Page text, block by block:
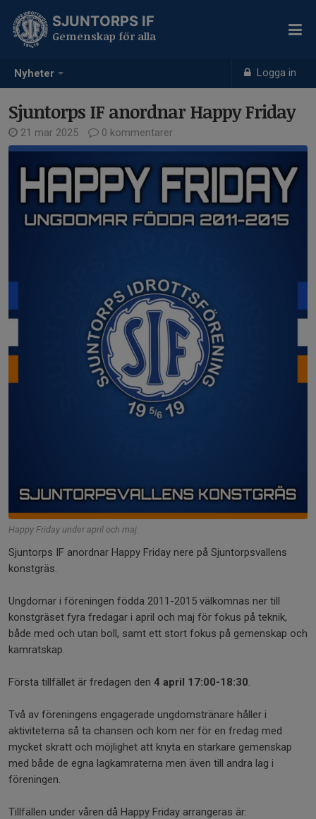
Nyheter Logga in
SJUNTORPS IF
Gemenskap för alla
Sjuntorps IF anordnar Happy Friday
21 mar 2025 0 kommentarer
Happy Friday under april och maj.
Sjuntorps IF anordnar Happy Friday nere på Sjuntorpsvallens
konstgräs.
Ungdomar i föreningen födda 2011-2015 välkomnas ner till
konstgräset fyra fredagar i april och maj för fokus på teknik,
både med och utan boll, samt ett stort fokus på gemenskap och
kamratskap.
Första tillfället är fredagen den 4 april 17:00-18:30.
Två av föreningens engagerade ungdomstränare håller i
aktiviteterna så ta chansen och kom ner för en fredag med
mycket skratt och möjlighet att knyta en starkare gemenskap
med både de egna lagkamraterna men även till andra lag i
föreningen.
Tillfällen under våren då Happy Friday arrangeras är: